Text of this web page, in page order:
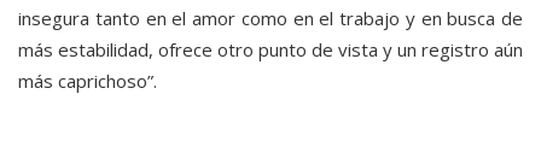
insegura tanto en el amor como en el trabajo y en busca de
más estabilidad, ofrece otro punto de vista y un registro aún
más caprichoso”.